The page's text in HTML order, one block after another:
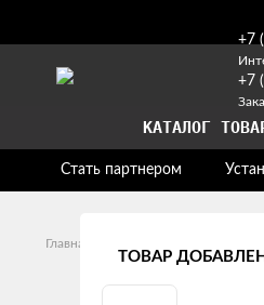
+7
+7
КАТАЛОГ
Стать партнером
Главная
Hyundai Tucson III
ТОВАР